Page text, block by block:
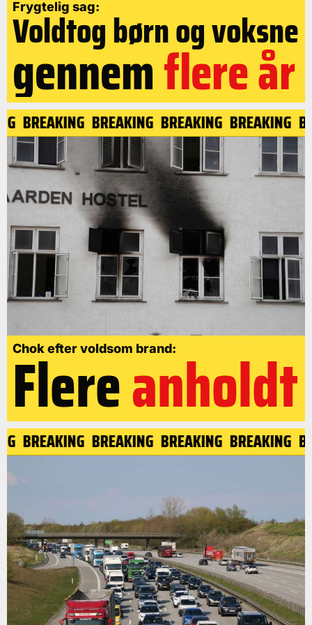
Frygtelig sag:
Voldtog børn og voksne
gennemflereår
BREAKING BREAKING BREAKING BREAKING
Chok efter voldsom brand:
Flereanholdt
BREAKING BREAKING BREAKING BREAKING